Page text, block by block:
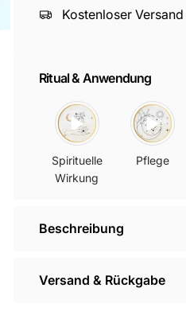
Kostenloser
Ritual & Anwendung
Spirituelle
Wirkung
Pflege
Beschreibung
Versand & Rückgabe